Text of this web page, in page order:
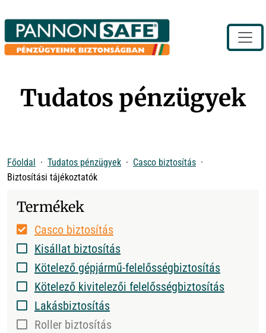
Tudatos pénzügyek
Főoldal Tudatos pénzügyek
Casco biztosítás
Biztosítási tájékoztatók
Termékek
Casco biztosítás
Kisállat biztosítás
Kötelező gépjármű-felelősségbiztosítás
Kötelező kivitelezői felelősségbiztosítás
Lakásbiztosítás
Roller biztosítás